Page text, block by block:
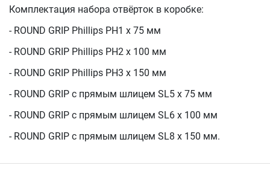
Комплектация набора отвёрток в коробке:
- ROUND GRIP Phillips РН1 х 75 мм
- ROUND GRIP Phillips РН2 х 100 мм
- ROUND GRIP Phillips PH3 х 150 мм
- ROUND GRIP с прямым шлицем SL5 х 75 мм
- ROUND GRIP с прямым шлицем SL6 х 100 мм
- ROUND GRIP с прямым шлицем SL8 х 150 мм.